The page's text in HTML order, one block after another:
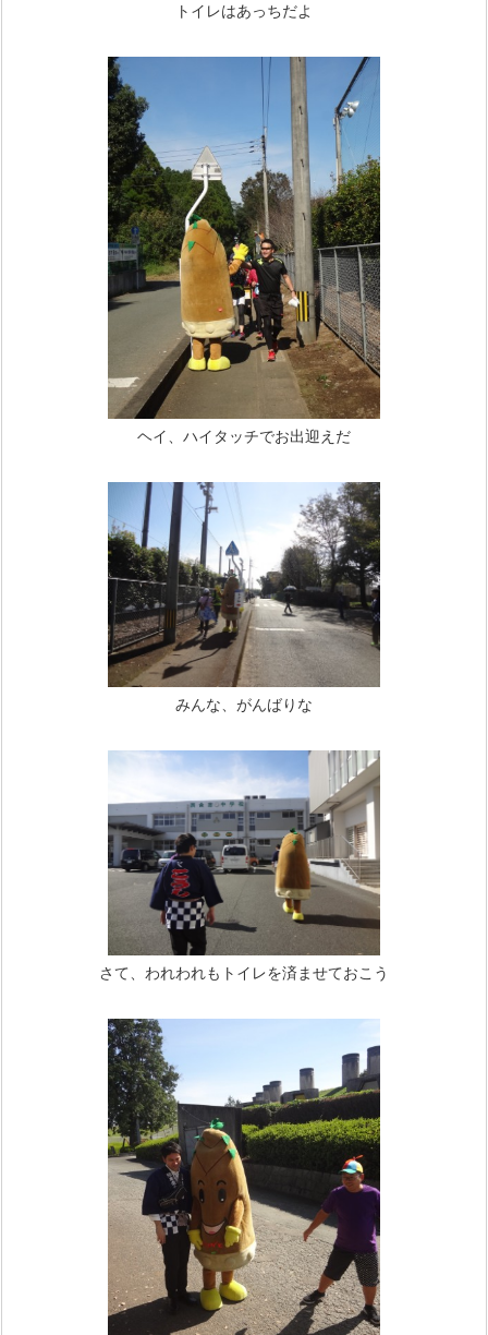
トイレはあっちだよ
ヘイ、ハイタッチでお出迎えだ
みんな、がんばりな
さて、われわれもトイレを済ませておこう